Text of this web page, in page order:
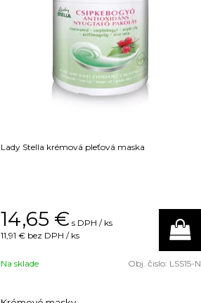
Lady Stella krémová pleťová maska
14,65 € s DPH / ks
11,91 € bez DPH / ks
Na sklade Obj. čislo: LSS15-N